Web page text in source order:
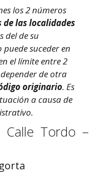
los 2 números
de las localidades
del de su
suceder en
el límite entre 2
de otra
originario. Es
a causa de
Calle Tordo –